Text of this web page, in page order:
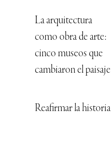
La arquitectura
como obra de arte:
cinco museos que
cambiaron el paisaje
Reafirmar la historia